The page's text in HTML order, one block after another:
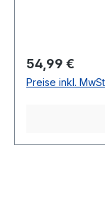
Regulärer
54,99 €
Preise inkl.